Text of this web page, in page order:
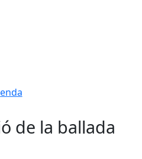
de la ballada